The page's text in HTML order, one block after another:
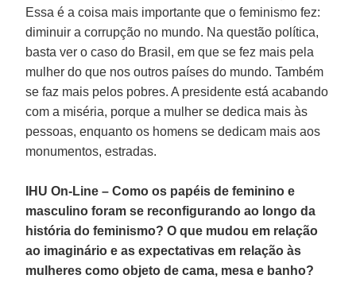
Essa é a coisa mais importante que o feminismo fez:
diminuir a corrupção no mundo. Na questão política,
basta ver o caso do Brasil, em que se fez mais pela
mulher do que nos outros países do mundo. Também
se faz mais pelos pobres. A presidente está acabando
com a miséria, porque a mulher se dedica mais às
pessoas, enquanto os homens se dedicam mais aos
monumentos, estradas.
IHU On-Line – Como os papéis de feminino e
masculino foram se reconfigurando ao longo da
história do feminismo? O que mudou em relação
ao imaginário e as expectativas em relação às
mulheres como objeto de cama, mesa e banho?